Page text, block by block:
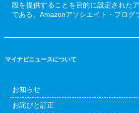
段を提供することを目的に設定された
である、Amazonアソシエイト・プログ
マイナビニュースについて
お知らせ
お詫びと訂正